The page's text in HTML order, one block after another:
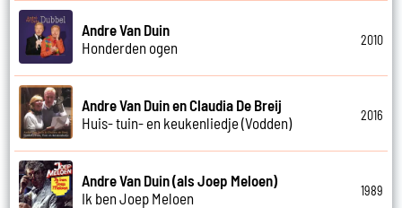
Andre Van Duin
Honderden ogen
2010
Andre Van Duin en Claudia De Breij
Huis- tuin- en keukenliedje (Vodden)
2016
Andre Van Duin (als Joep Meloen)
Ik ben Joep Meloen
1989